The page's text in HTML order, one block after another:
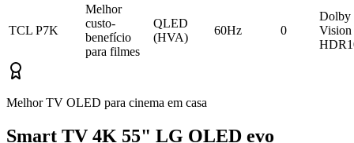
TCL P7K
Melhor
custo-
benefício
para filmes
QLED
(HVA)
60Hz 0
Dolby
Vision
Melhor TV OLED para cinema em casa
Smart TV 4K 55" LG OLED evo